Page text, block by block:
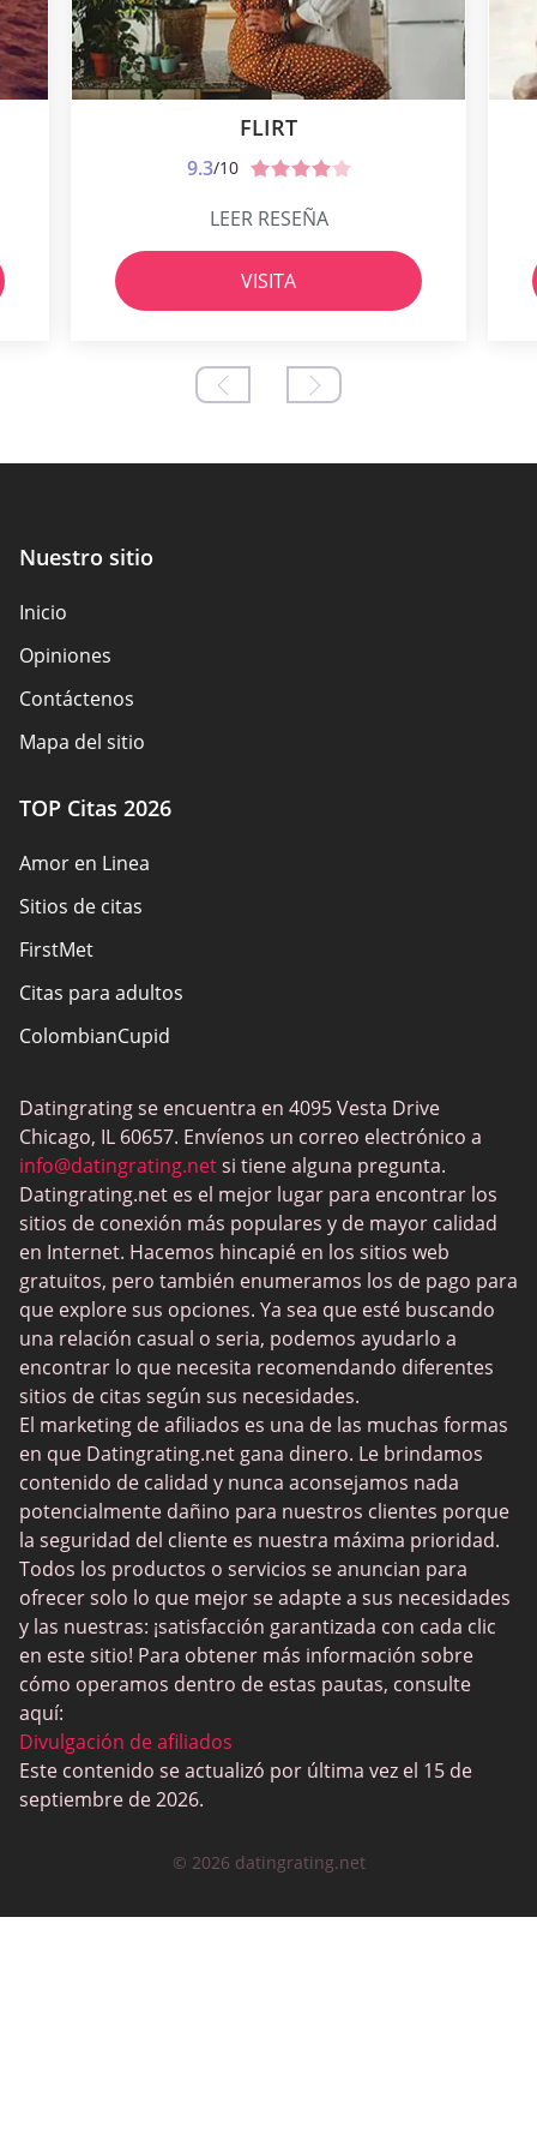
FLIRT
9.3/10
LEER RESEÑA
VISITA
Nuestro sitio
Inicio
Opiniones
Contáctenos
Mapa del sitio
TOP Citas 2026
Amor en Linea
Sitios de citas
FirstMet
Citas para adultos
ColombianCupid
MeetMindful
Citas BDSM
BBPeopleMeet
Sitios Sugar Daddy
JPeopleMeet
Trans Dating
Sitios de citas para personas mayores
MyLOL
Citas gay
Citas lesbianas
Sitios de citas negras
SugarDaddyMeet
LatinAmericanCupid
CatholicMatch
Datingrating se encuentra en 4095 Vesta Drive
Chicago, IL 60657. Envíenos un correo electrónico a
info@datingrating.netsi tiene alguna pregunta.
Datingrating.net es el mejor lugar para encontrar los
sitios de conexión más populares y de mayor calidad
en Internet. Hacemos hincapié en los sitios web
gratuitos, pero también enumeramos los de pago para
que explore sus opciones. Ya sea que esté buscando
una relación casual o seria, podemos ayudarlo a
encontrar lo que necesita recomendando diferentes
sitios de citas según sus necesidades.
El marketing de afiliados es una de las muchas formas
en que Datingrating.net gana dinero. Le brindamos
contenido de calidad y nunca aconsejamos nada
potencialmente dañino para nuestros clientes porque
la seguridad del cliente es nuestra máxima prioridad.
Todos los productos o servicios se anuncian para
ofrecer solo lo que mejor se adapte a sus necesidades
y las nuestras: ¡satisfacción garantizada con cada clic
en este sitio! Para obtener más información sobre
cómo operamos dentro de estas pautas, consulte
aquí:
Divulgación de afiliados
Este contenido se actualizó por última vez el 15 de
septiembre de 2026.
© 2026 datingrating.net